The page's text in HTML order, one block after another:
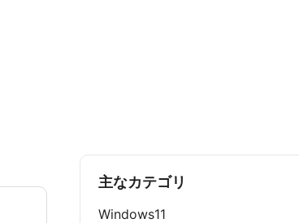
主なカテゴリ
Windows11